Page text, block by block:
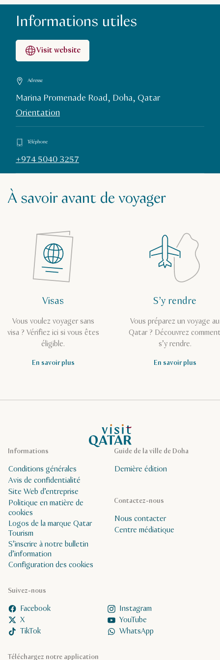
Informations utiles
Visit website
Adresse
Marina Promenade Road, Doha, Qatar
Orientation
Téléphone
+974 5040 3257
À savoir avant de voyager
Visas
Vous voulez voyager sans
visa ? Vérifiez ici si vous êtes
éligible.
En savoir plus
S’y rendre
Vous préparez un voyage au
Qatar ? Découvrez
s’y rendre.
En savoir plus
Page d’accueil de Visit Qatar
Téléchargez notre application
Guide de la ville de Doha
Dernière édition
Suivez-nous
Facebook
Instagram
X
YouTube
TikTok
WhatsApp
Contactez-nous
Nous contacter
Centre médiatique
Informations
Conditions générales
Avis de confidentialité
Site Web d’entreprise
Politique en matière de
cookies
Logos de la marque Qatar
Tourism
S’inscrire à notre bulletin
d’information
Configuration des cookies